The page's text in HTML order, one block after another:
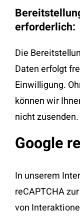
erforderlich:
Die
Daten erfolgt
Einwilligung.
können wir
nicht zusenden.
Google
In unserem
reCAPTCHA
von